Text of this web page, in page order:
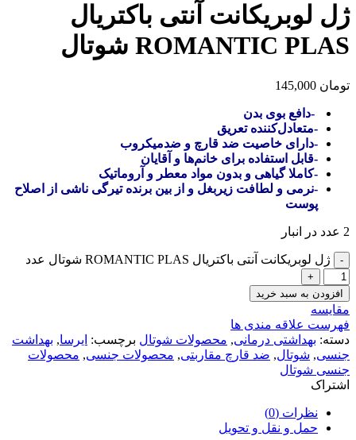
ژل لوبریکانت آنتی باکتریال
ROMANTIC PLAS شوتال
تومان
-دافع بوی بدن
-متعادل‌کننده تعریق
-دارای خاصیت ضد قارچ و ضدمیکروب
-قابل استفاده برای خانم‌ها و آقایان
-کاملا گیاهی و بدون مواد معطر و آروماتیک
-نرمی و لطافت زیربغل و از بین برنده تیرگی ناشی از اصلاح
پوست
2 عدد در انبار
ژل لوبریکانت آنتی باکتریال ROMANTIC PLAS شوتال عدد
افزودن به سبد خرید
مقایسه
فهرست علاقه مندی ها
دسته: بهداشتی درمانی, محصولات شوتال برچسب: ایرسا, بهداشت
جنسی, شوتال, ضد قارچ مقاربتی, محصولات جنسی, محصولات
جنسی شوتال
اشتراک
نظرات (0)
حمل و نقل و تحویل